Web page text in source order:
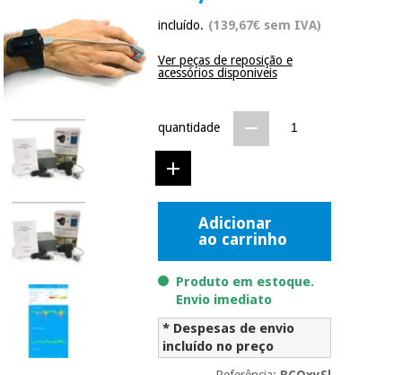
Ofertas
Outlet
Fisaude
Tech
Academy
Fisaude
Aluguer
Medicina
tradicional
chinesa
clínico
Gabinetes
Material de
proteção
essencial
para
coronavirus
Aerobic,
fitness
Novidades
Ofertas
Outlet
Fisaude
Academy
Material
médico
sanitário
Medicina
tradicional
chinesa
Mobiliário
clínico
Gabinetes
terapêuticos
incluído. (139,67€ sem IVA)
Ver peças de reposição e
acessórios disponiveis
quantidade
Adicionar
ao carrinho
Produto em estoque.
Envio imediato
* Despesas de envio
incluído no preço